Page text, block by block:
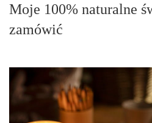
Moje 100% naturalne
zamówić